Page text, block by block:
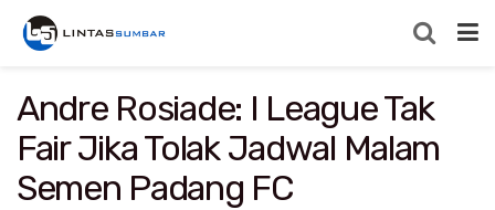
Andre Rosiade: I League Tak
Fair Jika Tolak Jadwal Malam
Semen Padang FC